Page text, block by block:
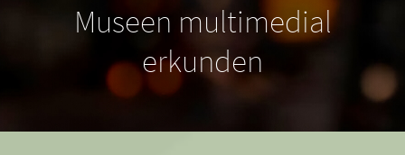
Museen multimedial
erkunden